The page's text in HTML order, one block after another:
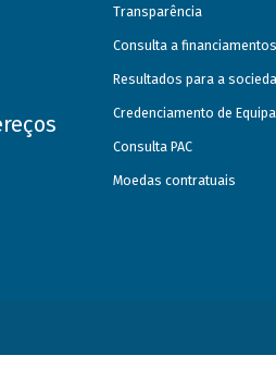
Transparência
Consulta a financiamentos
Resultados para a
Credenciamento de
Consulta PAC
Moedas contratuais